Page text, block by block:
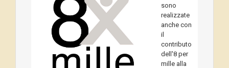
sono
realizzate
anche con
il
contributo
dell'8 per
mille alla